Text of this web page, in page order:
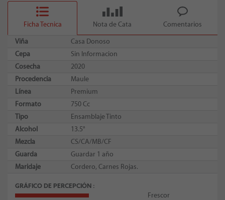
Ficha Tecnica Nota de Cata Comentarios
Viña
Casa Donoso
Cepa
Sin Informacion
Cosecha
2020
Procedencia
Maule
Línea
Premium
Formato
750 Cc
Tipo
Ensamblaje Tinto
Alcohol
13.5°
Mezcla
CS/CA/MB/CF
Guarda
Guardar 1 año
Maridaje
Cordero, Carnes Rojas.
GRÁFICO DE PERCEPCIÓN
Frescor